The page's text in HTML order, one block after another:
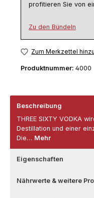
profitieren Sie von
Zu den Bündeln
Zum Merkzettel
Produktnummer: 4000
Beschreibung
THREE SIXTY VODKA
Destillation und einer
Die… Mehr
Eigenschaften
Nährwerte & weitere